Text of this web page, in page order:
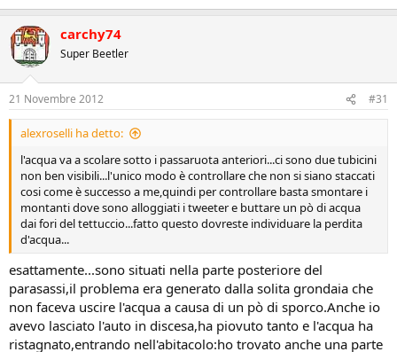
carchy74
Super Beetler
21 Novembre 2012 #31
alexroselli ha detto:
l'acqua va a scolare sotto i passaruota anteriori...ci sono due tubicini
non ben visibili...l'unico modo è controllare che non si siano staccati
cosi come è successo a me,quindi per controllare basta smontare i
montanti dove sono alloggiati i tweeter e buttare un pò di acqua
dai fori del tettuccio...fatto questo dovreste individuare la perdita
d'acqua...
esattamente...sono situati nella parte posteriore del
parasassi,il problema era generato dalla solita grondaia che
non faceva uscire l'acqua a causa di un pò di sporco.Anche io
avevo lasciato l'auto in discesa,ha piovuto tanto e l'acqua ha
ristagnato,entrando nell'abitacolo:ho trovato anche una parte